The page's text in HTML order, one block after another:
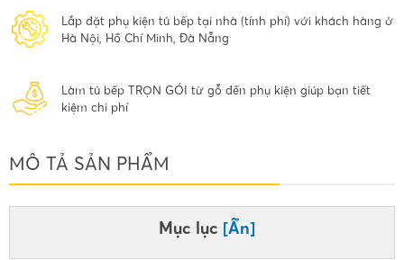
Lắp đặt phụ kiện tủ bếp tại nhà (tính phí) với khách hàng ở
Hà Nội, Hồ Chí Minh, Đà Nẵng
Làm tủ bếp TRỌN GÓI từ gỗ đến phụ kiện giúp bạn tiết
kiệm chi phí
MÔ TẢ SẢN PHẨM
Mục lục [Ẩn]